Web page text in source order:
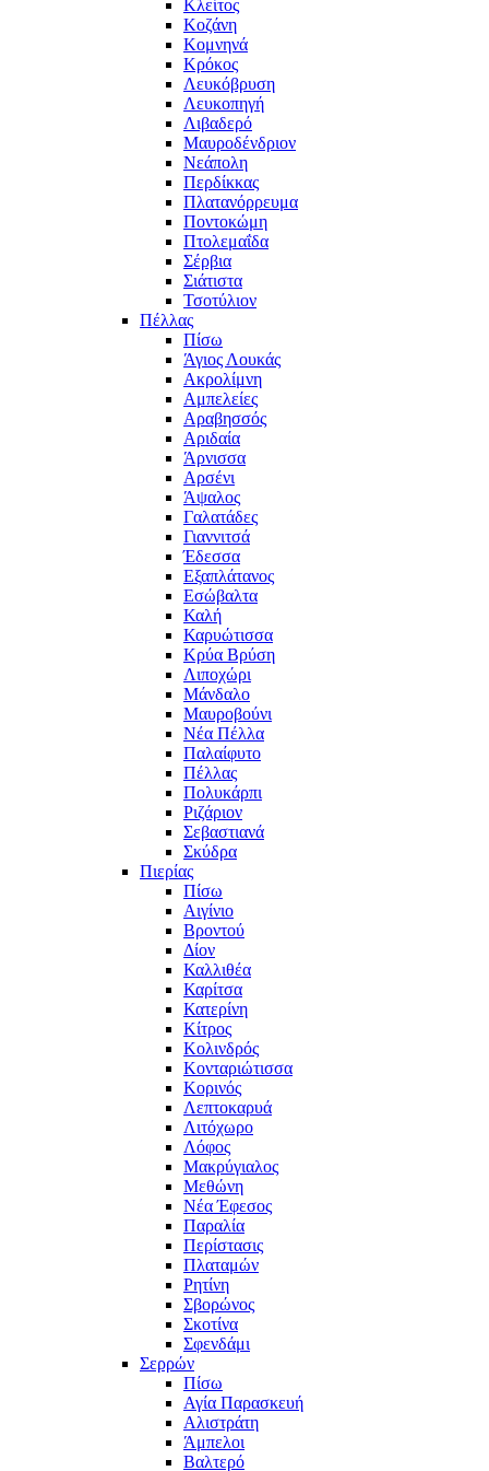
Κλείτος
Κοζάνη
Κομνηνά
Κρόκος
Λευκόβρυση
Λευκοπηγή
Λιβαδερό
Μαυροδένδριον
Νεάπολη
Περδίκκας
Πλατανόρρευμα
Ποντοκώμη
Πτολεμαΐδα
Σέρβια
Σιάτιστα
Τσοτύλιον
Πέλλας
Πίσω
Άγιος Λουκάς
Ακρολίμνη
Αμπελείες
Αραβησσός
Αριδαία
Άρνισσα
Αρσένι
Άψαλος
Γαλατάδες
Γιαννιτσά
Έδεσσα
Εξαπλάτανος
Εσώβαλτα
Καλή
Καρυώτισσα
Κρύα Βρύση
Λιποχώρι
Μάνδαλο
Μαυροβούνι
Νέα Πέλλα
Παλαίφυτο
Πέλλας
Πολυκάρπι
Ριζάριον
Σεβαστιανά
Σκύδρα
Πιερίας
Πίσω
Αιγίνιο
Βροντού
Δίον
Καλλιθέα
Καρίτσα
Κατερίνη
Κίτρος
Κολινδρός
Κονταριώτισσα
Κορινός
Λεπτοκαρυά
Λιτόχωρο
Λόφος
Μακρύγιαλος
Μεθώνη
Νέα Έφεσος
Παραλία
Περίστασις
Πλαταμών
Ρητίνη
Σβορώνος
Σκοτίνα
Σφενδάμι
Σερρών
Πίσω
Αγία Παρασκευή
Αλιστράτη
Άμπελοι
Βαλτερό